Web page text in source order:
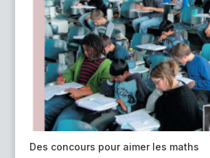
Des concours pour aimer les maths